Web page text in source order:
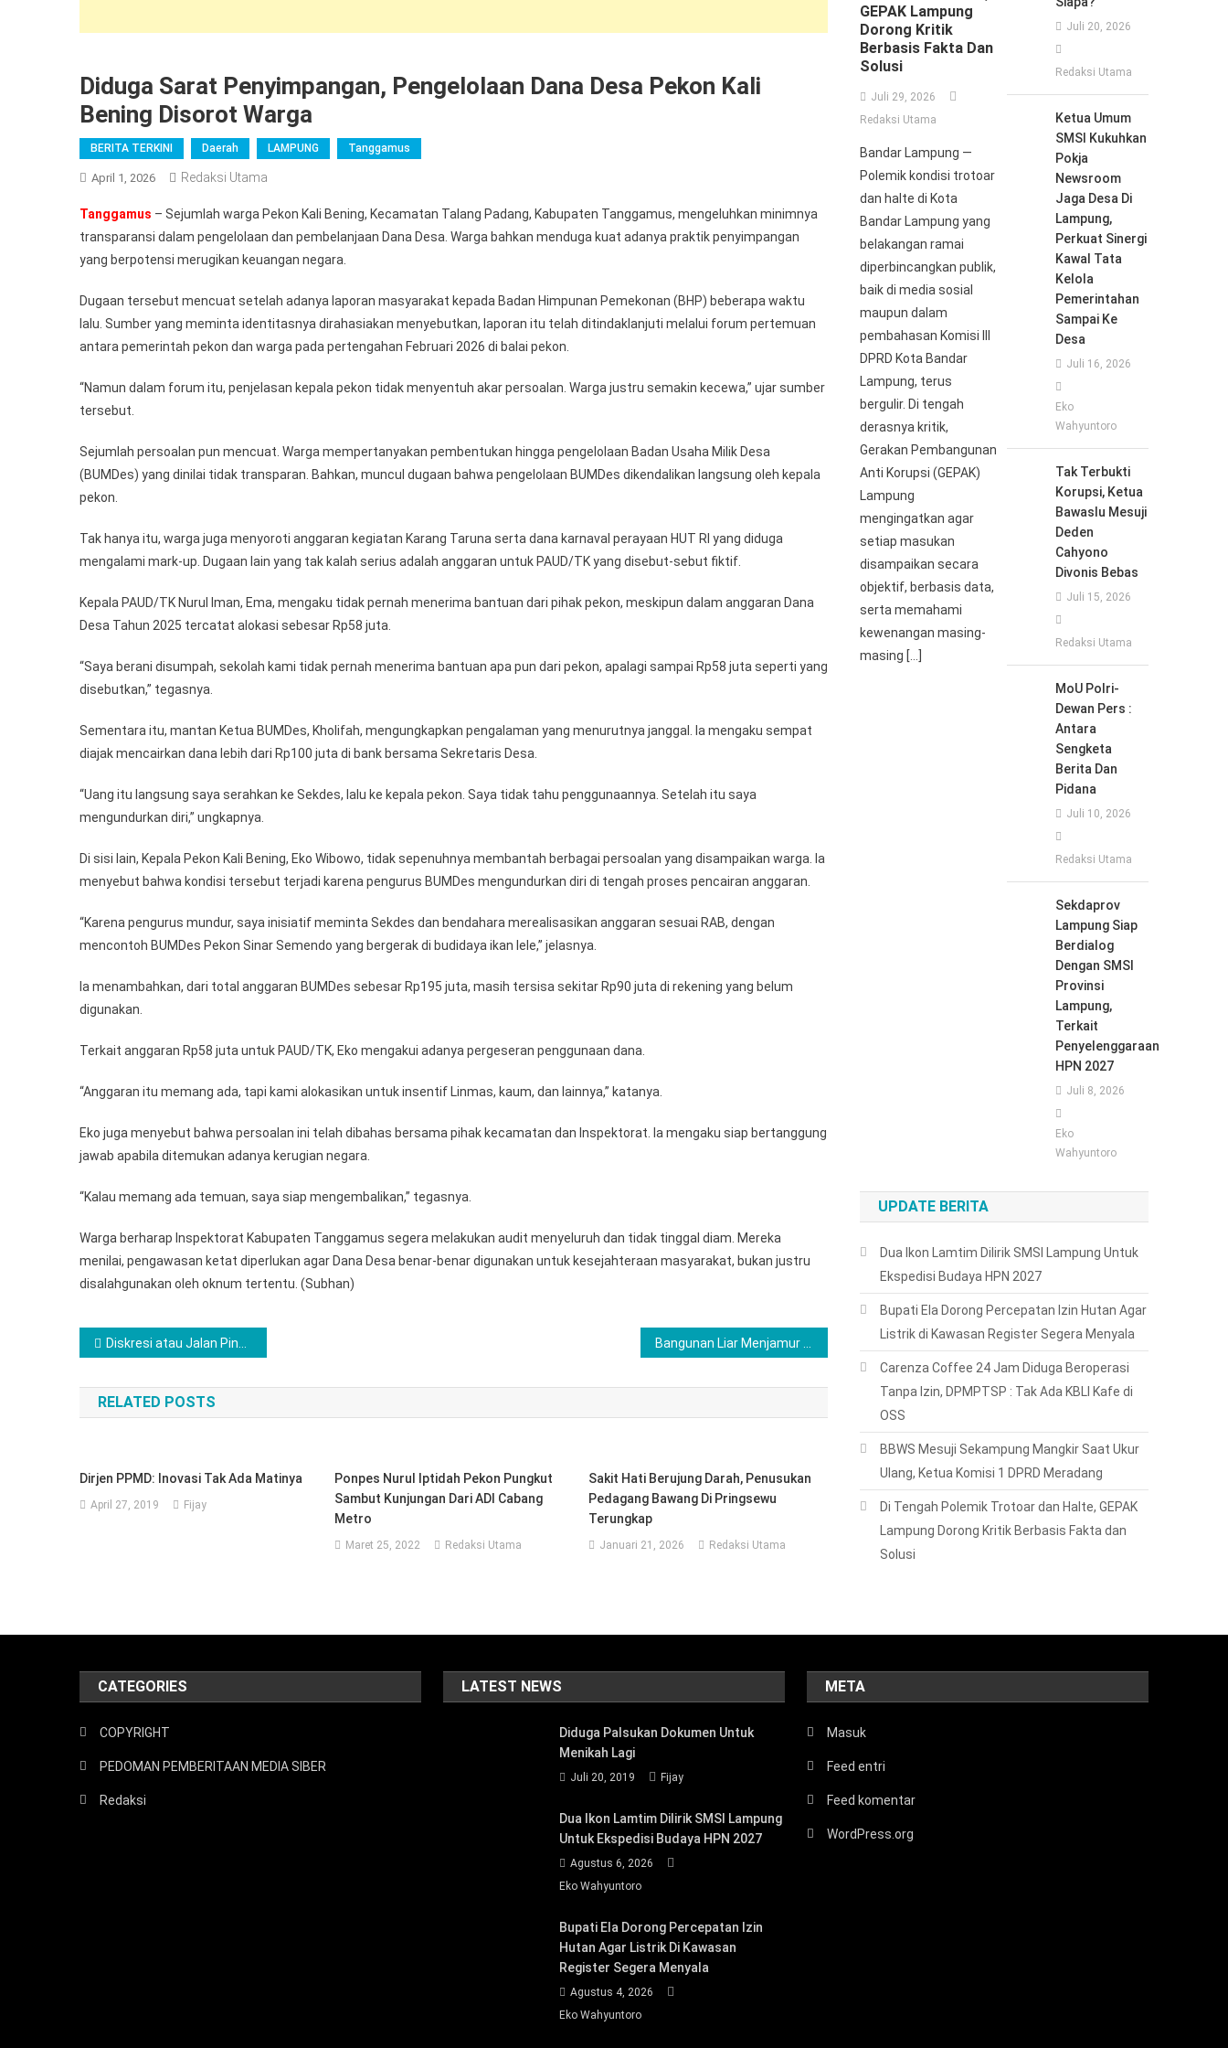
Diduga Sarat Penyimpangan, Pengelolaan Dana Desa Pekon Kali
Bening Disorot Warga
BERITA TERKINI Daerah LAMPUNG Tanggamus
April 1, 2026 Redaksi Utama
Tanggamus – Sejumlah warga Pekon Kali Bening, Kecamatan Talang Padang, Kabupaten Tanggamus, mengeluhkan minimnya
transparansi dalam pengelolaan dan pembelanjaan Dana Desa. Warga bahkan menduga kuat adanya praktik penyimpangan
yang berpotensi merugikan keuangan negara.
Dugaan tersebut mencuat setelah adanya laporan masyarakat kepada Badan Himpunan Pemekonan (BHP) beberapa waktu
lalu. Sumber yang meminta identitasnya dirahasiakan menyebutkan, laporan itu telah ditindaklanjuti melalui forum pertemuan
antara pemerintah pekon dan warga pada pertengahan Februari 2026 di balai pekon.
“Namun dalam forum itu, penjelasan kepala pekon tidak menyentuh akar persoalan. Warga justru semakin kecewa,” ujar sumber
tersebut.
Sejumlah persoalan pun mencuat. Warga mempertanyakan pembentukan hingga pengelolaan Badan Usaha Milik Desa
(BUMDes) yang dinilai tidak transparan. Bahkan, muncul dugaan bahwa pengelolaan BUMDes dikendalikan langsung oleh kepala
pekon.
Tak hanya itu, warga juga menyoroti anggaran kegiatan Karang Taruna serta dana karnaval perayaan HUT RI yang diduga
mengalami mark-up. Dugaan lain yang tak kalah serius adalah anggaran untuk PAUD/TK yang disebut-sebut fiktif.
Kepala PAUD/TK Nurul Iman, Ema, mengaku tidak pernah menerima bantuan dari pihak pekon, meskipun dalam anggaran Dana
Desa Tahun 2025 tercatat alokasi sebesar Rp58 juta.
“Saya berani disumpah, sekolah kami tidak pernah menerima bantuan apa pun dari pekon, apalagi sampai Rp58 juta seperti yang
disebutkan,” tegasnya.
Sementara itu, mantan Ketua BUMDes, Kholifah, mengungkapkan pengalaman yang menurutnya janggal. Ia mengaku sempat
diajak mencairkan dana lebih dari Rp100 juta di bank bersama Sekretaris Desa.
“Uang itu langsung saya serahkan ke Sekdes, lalu ke kepala pekon. Saya tidak tahu penggunaannya. Setelah itu saya
mengundurkan diri,” ungkapnya.
Di sisi lain, Kepala Pekon Kali Bening, Eko Wibowo, tidak sepenuhnya membantah berbagai persoalan yang disampaikan warga. Ia
menyebut bahwa kondisi tersebut terjadi karena pengurus BUMDes mengundurkan diri di tengah proses pencairan anggaran.
“Karena pengurus mundur, saya inisiatif meminta Sekdes dan bendahara merealisasikan anggaran sesuai RAB, dengan
mencontoh BUMDes Pekon Sinar Semendo yang bergerak di budidaya ikan lele,” jelasnya.
Ia menambahkan, dari total anggaran BUMDes sebesar Rp195 juta, masih tersisa sekitar Rp90 juta di rekening yang belum
digunakan.
Terkait anggaran Rp58 juta untuk PAUD/TK, Eko mengakui adanya pergeseran penggunaan dana.
“Anggaran itu memang ada, tapi kami alokasikan untuk insentif Linmas, kaum, dan lainnya,” katanya.
Eko juga menyebut bahwa persoalan ini telah dibahas bersama pihak kecamatan dan Inspektorat. Ia mengaku siap bertanggung
jawab apabila ditemukan adanya kerugian negara.
“Kalau memang ada temuan, saya siap mengembalikan,” tegasnya.
Warga berharap Inspektorat Kabupaten Tanggamus segera melakukan audit menyeluruh dan tidak tinggal diam. Mereka
menilai, pengawasan ketat diperlukan agar Dana Desa benar-benar digunakan untuk kesejahteraan masyarakat, bukan justru
disalahgunakan oleh oknum tertentu. (Subhan)
Navigasi
pos
Diskresi atau Jalan Pintas, Polemik Tanah Lempung di Balik Ancaman 300 Industri Genteng Pringsewu
RELATED POSTS
Dirjen PPMD: Inovasi Tak Ada Matinya
April 27, 2019 Fijay
Ponpes Nurul Iptidah Pekon Pungkut
Sambut Kunjungan Dari ADI Cabang
Metro
Maret 25, 2022 Redaksi Utama
Sakit Hati Berujung Darah, Penusukan
Pedagang Bawang Di Pringsewu
Terungkap
Januari 21, 2026 Redaksi Utama
GEPAK Lampung
Dorong Kritik
Berbasis Fakta Dan
Solusi
Juli 29, 2026
Redaksi Utama
Bandar Lampung —
Polemik kondisi trotoar
dan halte di Kota
Bandar Lampung yang
belakangan ramai
diperbincangkan publik,
baik di media sosial
maupun dalam
pembahasan Komisi III
DPRD Kota Bandar
Lampung, terus
bergulir. Di tengah
derasnya kritik,
Gerakan Pembangunan
Anti Korupsi (GEPAK)
Lampung
mengingatkan agar
setiap masukan
disampaikan secara
objektif, berbasis data,
serta memahami
kewenangan masing-
masing […]
Juli 20, 2026
Redaksi Utama
Ketua Umum
SMSI Kukuhkan
Pokja
Newsroom
Jaga Desa Di
Lampung,
Perkuat Sinergi
Kawal Tata
Kelola
Pemerintahan
Sampai Ke
Desa
Juli 16, 2026
Eko
Wahyuntoro
Tak Terbukti
Korupsi, Ketua
Bawaslu Mesuji
Deden
Cahyono
Divonis Bebas
Juli 15, 2026
Redaksi Utama
MoU Polri-
Dewan Pers :
Antara
Sengketa
Berita Dan
Pidana
Juli 10, 2026
Redaksi Utama
Sekdaprov
Lampung Siap
Berdialog
Dengan SMSI
Provinsi
Lampung,
Terkait
Penyelenggaraan
HPN 2027
Juli 8, 2026
Eko
Wahyuntoro
UPDATE BERITA
Dua Ikon Lamtim Dilirik SMSI Lampung Untuk
Ekspedisi Budaya HPN 2027
Bupati Ela Dorong Percepatan Izin Hutan Agar
Listrik di Kawasan Register Segera Menyala
Carenza Coffee 24 Jam Diduga Beroperasi
Tanpa Izin, DPMPTSP : Tak Ada KBLI Kafe di
OSS
BBWS Mesuji Sekampung Mangkir Saat Ukur
Ulang, Ketua Komisi 1 DPRD Meradang
Di Tengah Polemik Trotoar dan Halte, GEPAK
Lampung Dorong Kritik Berbasis Fakta dan
Solusi
CATEGORIES
COPYRIGHT
PEDOMAN PEMBERITAAN MEDIA SIBER
Redaksi
LATEST NEWS
Diduga Palsukan Dokumen Untuk
Menikah Lagi
Juli 20, 2019 Fijay
Dua Ikon Lamtim Dilirik SMSI Lampung
Untuk Ekspedisi Budaya HPN 2027
Agustus 6, 2026
Eko Wahyuntoro
Bupati Ela Dorong Percepatan Izin
Hutan Agar Listrik Di Kawasan
Register Segera Menyala
Agustus 4, 2026
Eko Wahyuntoro
META
Masuk
Feed entri
Feed komentar
WordPress.org